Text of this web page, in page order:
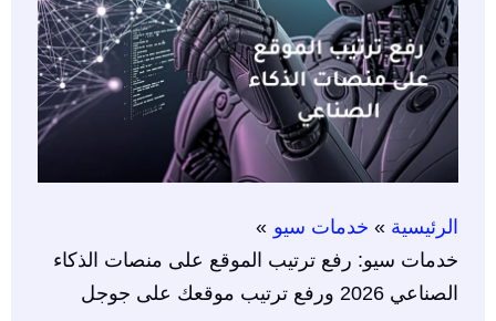
الرئيسية
خدمات سيو
خدمات سيو: رفع ترتيب الموقع على منصات الذكاء
الصناعي 2026 ورفع ترتيب موقعك على جوجل